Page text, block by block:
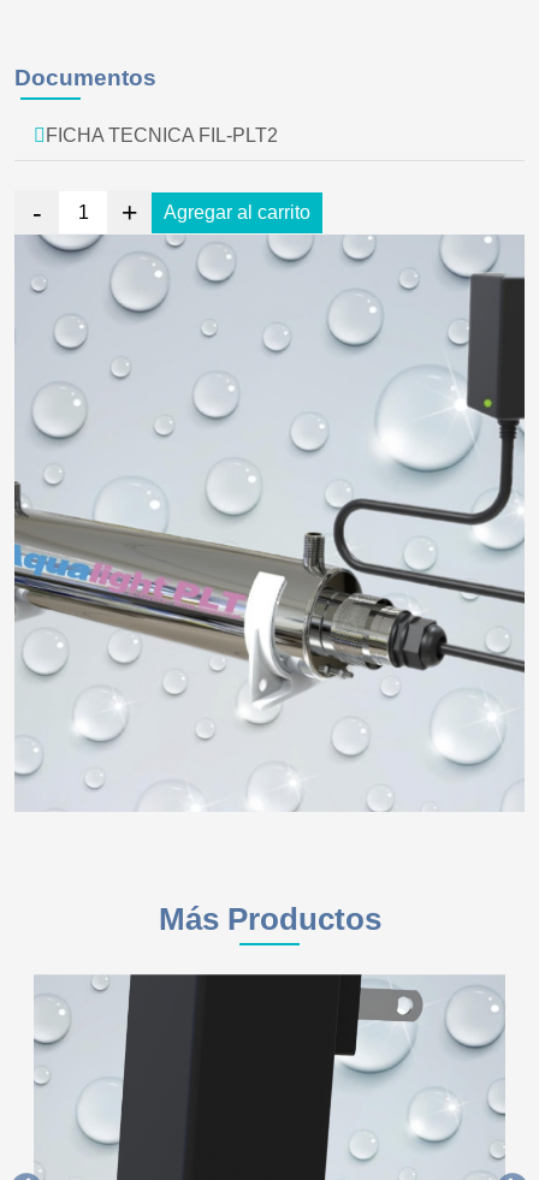
Documentos
FICHA TECNICA FIL-PLT2
- + Agregar al carrito
Más Productos